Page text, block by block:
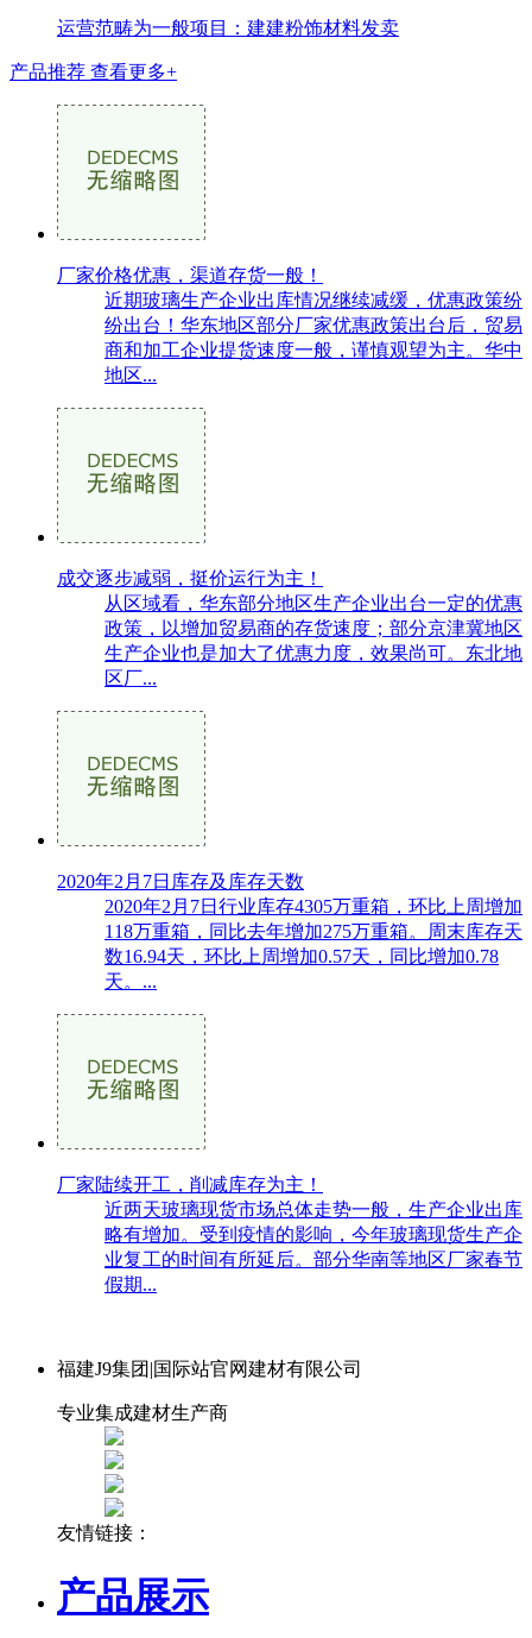
运营范畴为一般项目：建建粉饰材料发卖
产品推荐 查看更多+
厂家价格优惠，渠道存货一般！
近期玻璃生产企业出库情况继续减缓，优惠政策纷
纷出台！华东地区部分厂家优惠政策出台后，贸易
商和加工企业提货速度一般，谨慎观望为主。华中
地区...
成交逐步减弱，挺价运行为主！
从区域看，华东部分地区生产企业出台一定的优惠
政策，以增加贸易商的存货速度；部分京津冀地区
生产企业也是加大了优惠力度，效果尚可。东北地
区厂...
2020年2月7日库存及库存天数
2020年2月7日行业库存4305万重箱，环比上周增加
118万重箱，同比去年增加275万重箱。周末库存天
数16.94天，环比上周增加0.57天，同比增加0.78
天。...
厂家陆续开工，削减库存为主！
近两天玻璃现货市场总体走势一般，生产企业出库
略有增加。受到疫情的影响，今年玻璃现货生产企
业复工的时间有所延后。部分华南等地区厂家春节
假期...
福建J9集团|国际站官网建材有限公司
专业集成建材生产商
友情链接：
产品展示